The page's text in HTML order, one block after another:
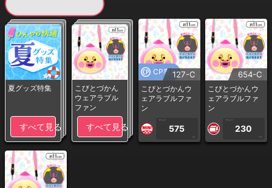
夏グッズ特集
すべて見る
こびとづかん
ウェアラブル
ファン
すべて見る
CP専用127-C
こびとづかんウ
ェアラブルファ
ン
1PLAY
575
CP
654-C
こびとづかんウ
ェアラブルファ
ン
1PLAY
230
CP